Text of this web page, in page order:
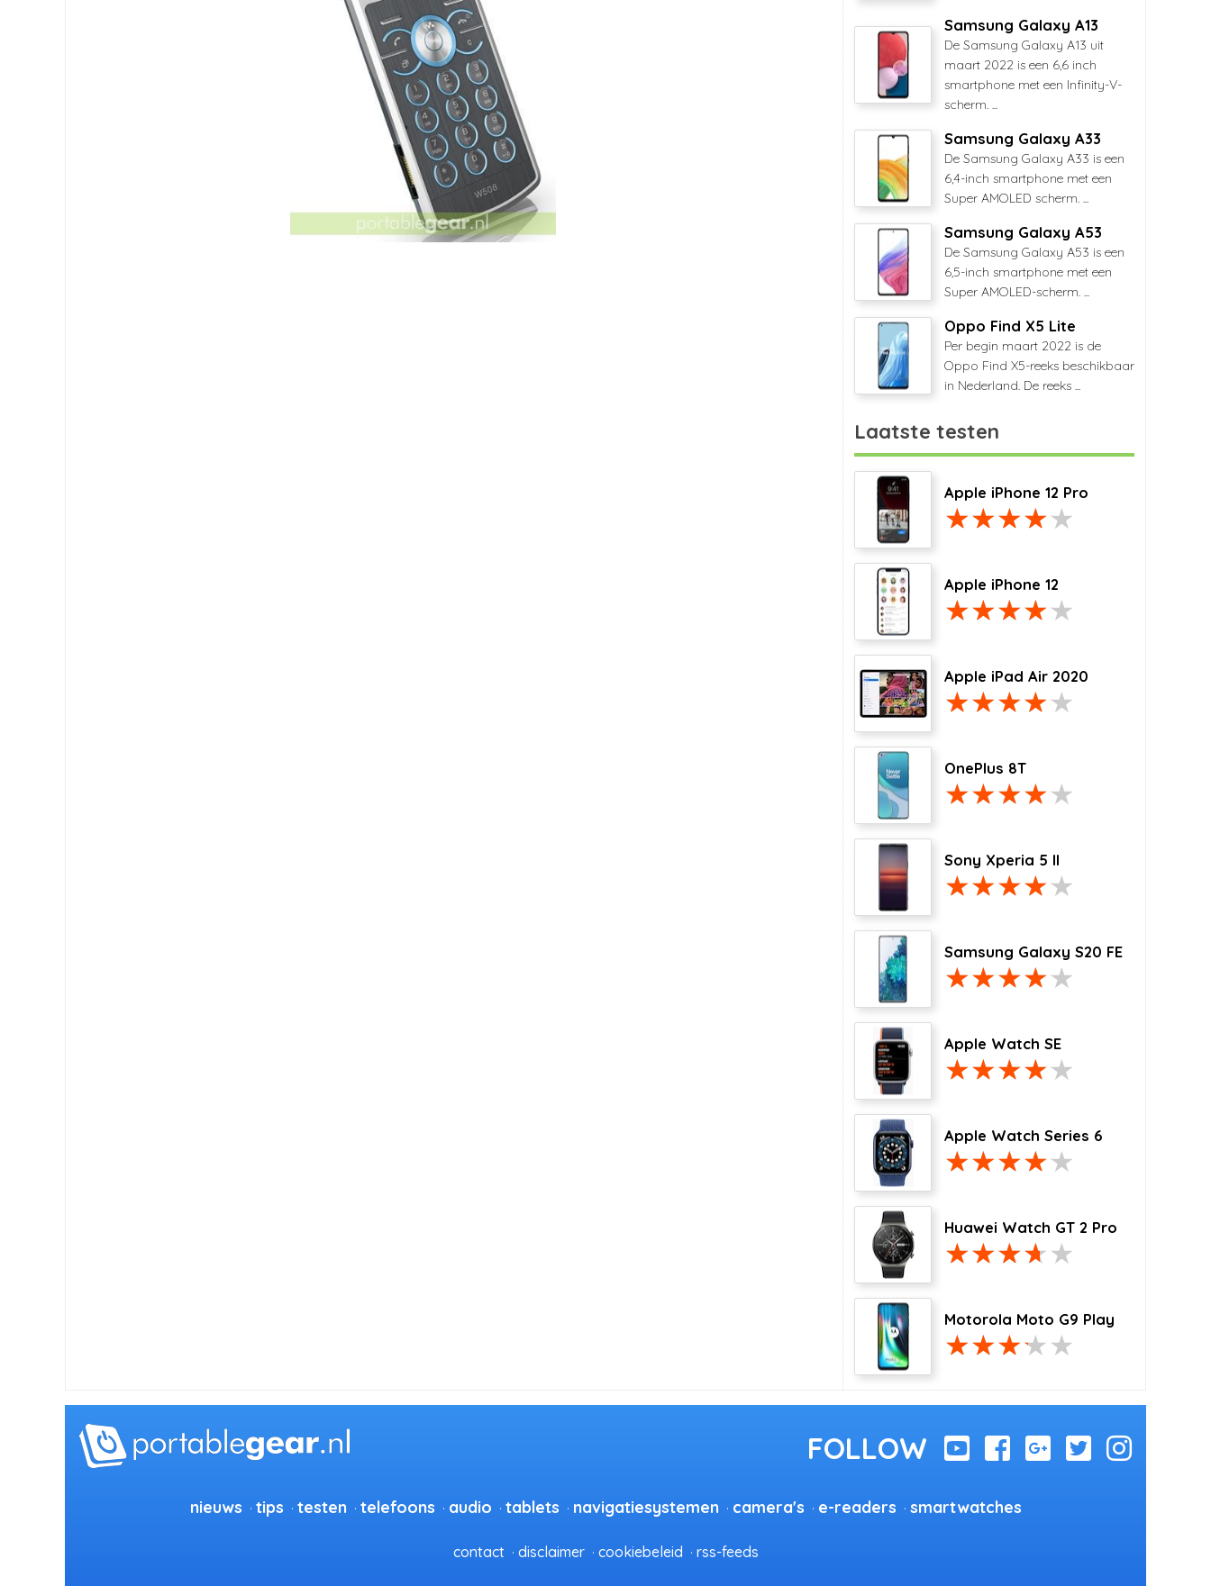
Samsung Galaxy A13
De Samsung Galaxy A13 uit
maart 2022 is een 6,6 inch
smartphone met een Infinity-V-
scherm. ...
Samsung Galaxy A33
De Samsung Galaxy A33 is een
6,4-inch smartphone met een
Super AMOLED scherm. ...
Samsung Galaxy A53
De Samsung Galaxy A53 is een
6,5-inch smartphone met een
Super AMOLED-scherm. ...
Oppo Find X5 Lite
Per begin maart 2022 is de
Oppo Find X5-reeks beschikbaar
in Nederland. De reeks ...
Laatste testen
Apple iPhone 12 Pro
Apple iPhone 12
Apple iPad Air 2020
OnePlus 8T
Sony Xperia 5 II
Samsung Galaxy S20 FE
Apple Watch SE
Apple Watch Series 6
Huawei Watch GT 2 Pro
Motorola Moto G9 Play
nieuws tips testen telefoons audio tablets navigatiesystemen camera's e-readers smartwatches
contact disclaimer cookiebeleid rss-feeds